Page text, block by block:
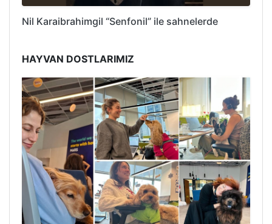
Nil Karaibrahimgil “Senfonil” ile sahnelerde
HAYVAN DOSTLARIMIZ